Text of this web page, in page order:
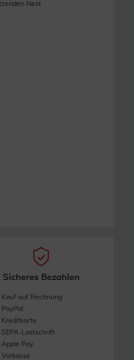
Nest.
Sicheres Bezahlen
Kauf auf Rechnung
PayPal
Kreditkarte
SEPA-Lastschrift
Apple Pay
Vorkasse